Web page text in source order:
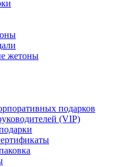
жетоны
подарков
(VIP)